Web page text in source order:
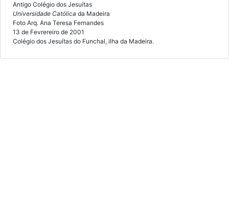
Antigo Colégio dos Jesuítas
Universidade Católica da Madeira
Foto Arq. Ana Teresa Fernandes
13 de Fevrereiro de 2001
Colégio dos Jesuítas do Funchal, ilha da Madeira.